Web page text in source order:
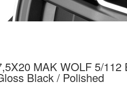
MAK WOLF 5/112
Black / Polished